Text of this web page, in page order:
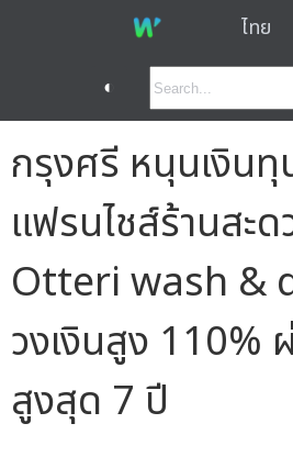
ไทย
◐
กรุงศรี หนุนเงินทุ
แฟรนไชส์ร้านสะ
Otteri wash &
วงเงินสูง 110%
สูงสุด 7 ปี